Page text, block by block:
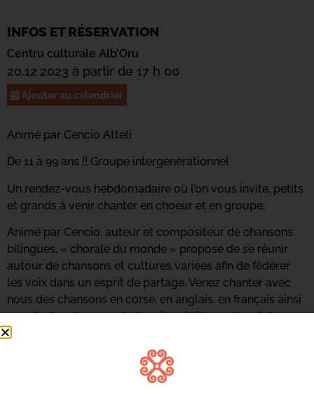
INFOS ET RÉSERVATION
Centru culturale Alb’Oru
20.12.2023 à partir de 17 h 00
Ajouter au calendrier
Animé par Cencio Atteli
De 11 à 99 ans !! Groupe intergénérationnel
Un rendez-vous hebdomadaire où l’on vous invite, petits
et grands à venir chanter en choeur et en groupe.
Animé par Cencio, auteur et compositeur de chansons
bilingues, « chorale du monde » propose de se réunir
autour de chansons et cultures variées afin de fédérer
les voix dans un esprit de partage. Venez chanter avec
nous des chansons en corse, en anglais, en français ainsi
que d’autres langues du bassin méditerranéen et du
reste du monde.
Contactez Marie-Claire Betti